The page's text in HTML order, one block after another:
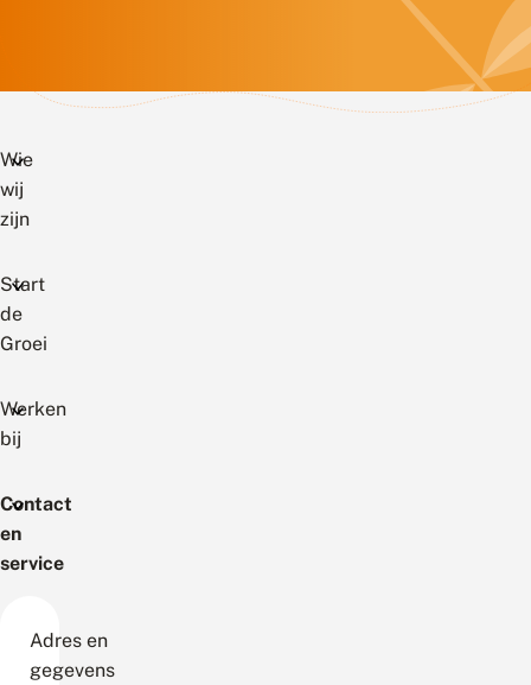
Wie
wij
zijn
Start
de
Groei
Werken
bij
Contact
en
service
Adres en
gegevens